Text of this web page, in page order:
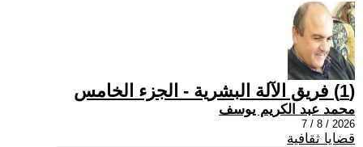
(1) فريق الآلة البشرية - الجزء الخامس
محمد عبد الكريم يوسف
2026 / 8 / 7
قضايا ثقافية